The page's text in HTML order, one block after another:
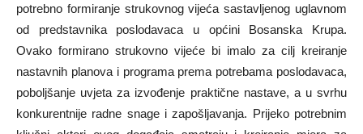
potrebno formiranje strukovnog vijeća sastavljenog uglavnom
od predstavnika poslodavaca u općini Bosanska Krupa.
Ovako formirano strukovno vijeće bi imalo za cilj kreiranje
nastavnih planova i programa prema potrebama poslodavaca,
poboljšanje uvjeta za izvođenje praktične nastave, a u svrhu
konkurentnije radne snage i zapošljavanja. Prijeko potrebnim